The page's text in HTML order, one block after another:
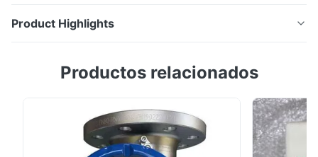
Product Highlights
de alta precisión. Inmune a ambientes fluctuantes y
aplicaciones.Con su transmisor compacto Promass F
300 ofrece una gran flexibilidad en términos de
operación e integración del sistemaLa tecnología ...
Productos relacionados